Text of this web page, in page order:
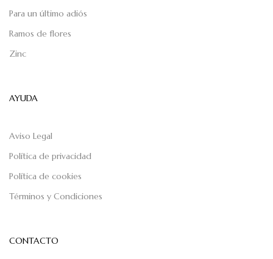
Para un último adiós
Ramos de flores
Zinc
AYUDA
Aviso Legal
Política de privacidad
Política de cookies
Términos y Condiciones
CONTACTO